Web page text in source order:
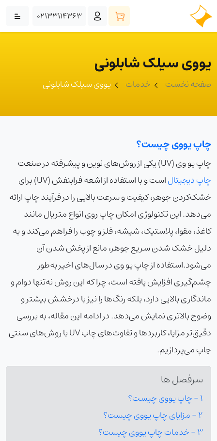
02133114363
یووی سیلک شابلونی
صفحه نخست خدمات یووی سیلک شابلونی
چاپ یووی چیست؟
چاپ یو وی (UV) یکی از روش‌های نوین و پیشرفته در صنعت
چاپ دیجیتال
است و با استفاده از اشعه فرابنفش (UV) برای
خشک‌کردن جوهر، کیفیت و سرعت بالایی را در فرآیند چاپ ارائه
می‌دهد. این تکنولوژی امکان چاپ روی انواع متریال مانند
کاغذ، مقوا، پلاستیک، شیشه، فلز و چوب را فراهم می‌کند و به
دلیل خشک شدن سریع جوهر، مانع از پخش شدن آن
می‌شود.استفاده از چاپ یو وی در سال‌های اخیر به‌طور
چشم‌گیری افزایش یافته است، چرا که این روش نه‌تنها دوام و
ماندگاری بالایی دارد، بلکه رنگ‌ها را نیز با درخشش بیشتر و
وضوح بالاتری نمایش می‌دهد. در ادامه این مقاله، به بررسی
دقیق‌تر مزایا، کاربردها و تفاوت‌های چاپ UV با روش‌های سنتی
چاپ می‌پردازیم.
سرفصل ها
1 - چاپ یووی چیست؟
2 - مزایای چاپ یووی چیست؟
3 - خدمات چاپ یووی چیست؟